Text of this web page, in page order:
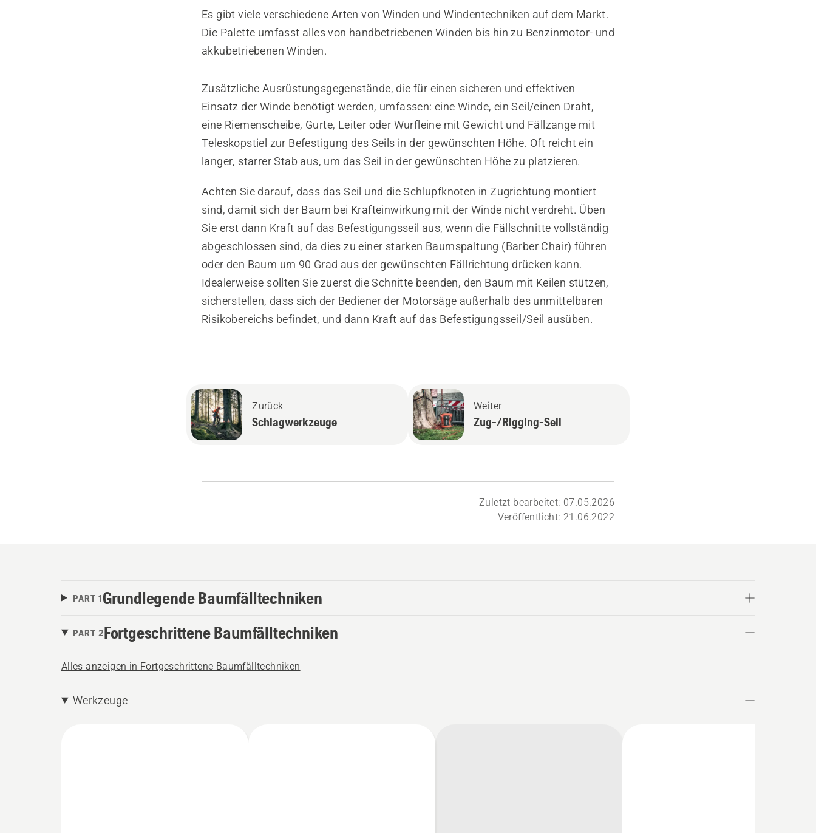
Es gibt viele verschiedene Arten von Winden und Windentechniken auf dem Markt.
Die Palette umfasst alles von handbetriebenen Winden bis hin zu Benzinmotor- und
akkubetriebenen Winden.
Zusätzliche Ausrüstungsgegenstände, die für einen sicheren und effektiven
Einsatz der Winde benötigt werden, umfassen: eine Winde, ein Seil/einen Draht,
eine Riemenscheibe, Gurte, Leiter oder Wurfleine mit Gewicht und Fällzange mit
Teleskopstiel zur Befestigung des Seils in der gewünschten Höhe. Oft reicht ein
langer, starrer Stab aus, um das Seil in der gewünschten Höhe zu platzieren.
Achten Sie darauf, dass das Seil und die Schlupfknoten in Zugrichtung montiert
sind, damit sich der Baum bei Krafteinwirkung mit der Winde nicht verdreht. Üben
Sie erst dann Kraft auf das Befestigungsseil aus, wenn die Fällschnitte vollständig
abgeschlossen sind, da dies zu einer starken Baumspaltung (Barber Chair) führen
oder den Baum um 90 Grad aus der gewünschten Fällrichtung drücken kann.
Idealerweise sollten Sie zuerst die Schnitte beenden, den Baum mit Keilen stützen,
sicherstellen, dass sich der Bediener der Motorsäge außerhalb des unmittelbaren
Risikobereichs befindet, und dann Kraft auf das Befestigungsseil/Seil ausüben.
Zurück
Schlagwerkzeuge
Weiter
Zug-/Rigging-Seil
Zuletzt bearbeitet: 07.05.2026
Veröffentlicht: 21.06.2022
PART 1Grundlegende Baumfälltechniken
PART 2Fortgeschrittene Baumfälltechniken
Alles anzeigen in Fortgeschrittene Baumfälltechniken
Werkzeuge